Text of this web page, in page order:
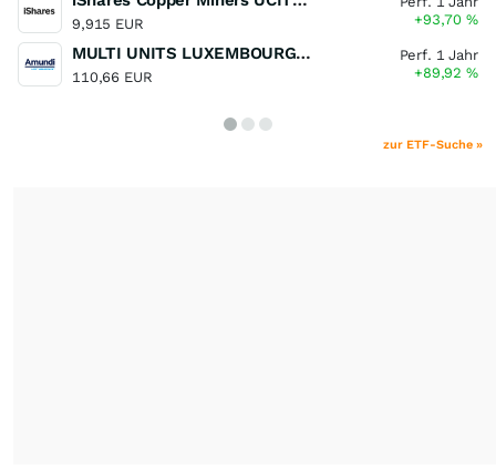
9,915 EUR
+93,70%
MULTI UNITS LUXEMBOURG - Lyxor MSCI Semiconductors ESG Filtered
110,66 EUR
Perf. 1 Jahr
+89,92%
zur ETF-Suche »